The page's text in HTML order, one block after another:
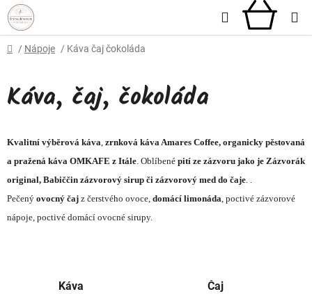
Přejít
na
obsah
Hledat
Domů
/ Nápoje / Káva čaj čokoláda
Káva, čaj, čokoláda
Kvalitní výběrová káva, zrnková káva Amares Coffee, organicky pěstovaná
a pražená káva OMKAFE z Itále. Oblíbené pití ze zázvoru jako je Zázvorák
original, Babiččin zázvorový sirup či zázvorový med do čaje. .
Pečený ovocný čaj z čerstvého ovoce, domácí limonáda, poctivé zázvorové
nápoje, poctivé domácí ovocné sirupy.
Káva Čaj